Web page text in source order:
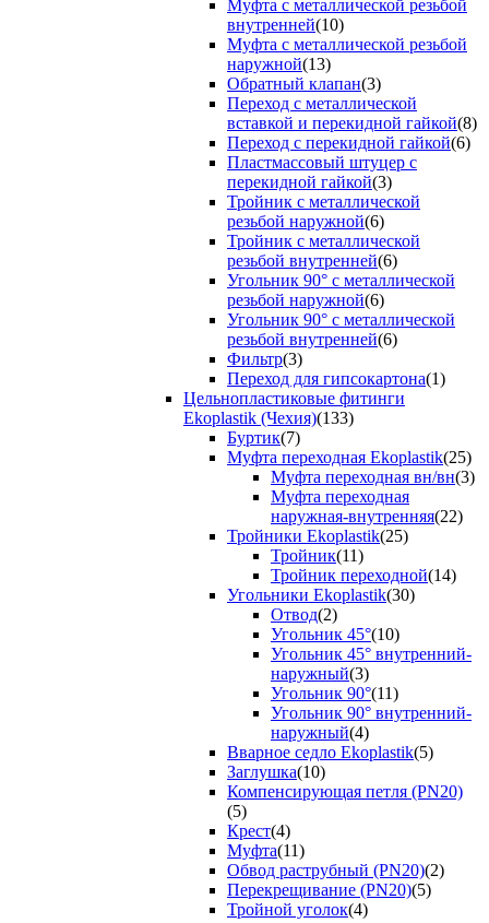
Муфта с металлической резьбой
внутренней(10)
Муфта с металлической резьбой
наружной(13)
Обратный клапан(3)
Переход с металлической
вставкой и перекидной гайкой(8)
Переход с перекидной гайкой(6)
Пластмассовый штуцер с
перекидной гайкой(3)
Тройник с металлической
резьбой наружной(6)
Тройник с металлической
резьбой внутренней(6)
Угольник 90° с металлической
резьбой наружной(6)
Угольник 90° с металлической
резьбой внутренней(6)
Фильтр(3)
Переход для гипсокартона(1)
Цельнопластиковые фитинги
Ekoplastik (Чехия)(133)
Буртик(7)
Муфта переходная Ekoplastik(25)
Муфта переходная вн/вн(3)
Муфта переходная
наружная-внутренняя(22)
Тройники Ekoplastik(25)
Тройник(11)
Тройник переходной(14)
Угольники Ekoplastik(30)
Отвод(2)
Угольник 45°(10)
Угольник 45° внутренний-
наружный(3)
Угольник 90°(11)
Угольник 90° внутренний-
наружный(4)
Вварное седло Ekoplastik(5)
Заглушка(10)
Компенсирующая петля (PN20)
(5)
Крест(4)
Муфта(11)
Обвод раструбный (PN20)(2)
Перекрещивание (PN20)(5)
Тройной уголок(4)